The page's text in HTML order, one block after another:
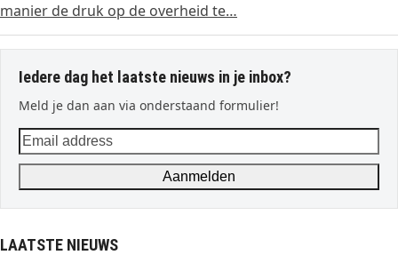
manier de druk op de overheid te…
Iedere dag het laatste nieuws in je inbox?
Meld je dan aan via onderstaand formulier!
Email
address
Aanmelden
LAATSTE NIEUWS